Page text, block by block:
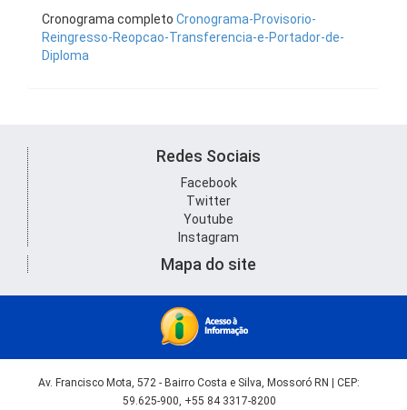
Cronograma completo Cronograma-Provisorio-
Reingresso-Reopcao-Transferencia-e-Portador-de-
Diploma
Redes Sociais
Facebook
Twitter
Youtube
Instagram
Mapa do site
Av. Francisco Mota, 572 - Bairro Costa e Silva, Mossoró RN | CEP:
59.625-900, +55 84 3317-8200